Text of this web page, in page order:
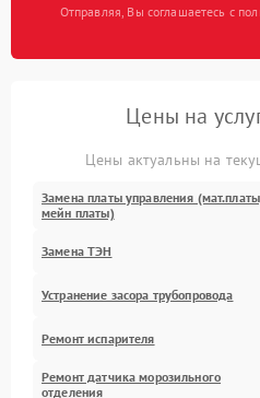
Отправляя, Вы соглашаетесь с
Цены на
Цены актуальны на
Замена платы управления
мейн платы)
Замена ТЭН
Устранение засора трубопровода
Ремонт испарителя
Ремонт датчика морозильного
отделения